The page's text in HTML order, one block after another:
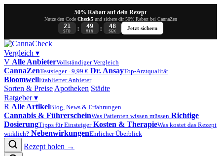
50% Rabatt auf dein Rezept
Nutze den Code Check5und sichere dir 50% Rabatt bei CannaZen
21
STD : 49
MIN : 47
SEK
Jetzt sichern
Vergleich ▾
V Alle AnbieterVollständiger Vergleich
CannaZenTestsieger · 9,99 € Dr. AnsayTop-Arztqualität
BloomwellEtablierter Anbieter
Sorten & Preise Apotheken Städte
Ratgeber▾
R Alle ArtikelBlog, News & Erfahrungen
Cannabis & FührerscheinWas Patienten wissen müssen Richtige
DosierungTipps für Einsteiger Kosten & TherapieWas kostet das Rezept
wirklich? NebenwirkungenEhrlicher Überblick
Rezept holen →